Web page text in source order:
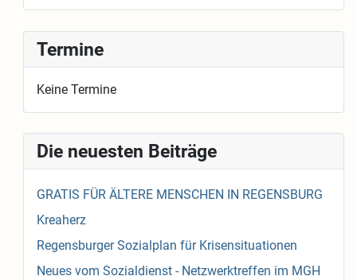
Termine
Keine Termine
Die neuesten Beiträge
GRATIS FÜR ÄLTERE MENSCHEN IN REGENSBURG
Kreaherz
Regensburger Sozialplan für Krisensituationen
Neues vom Sozialdienst - Netzwerktreffen im MGH